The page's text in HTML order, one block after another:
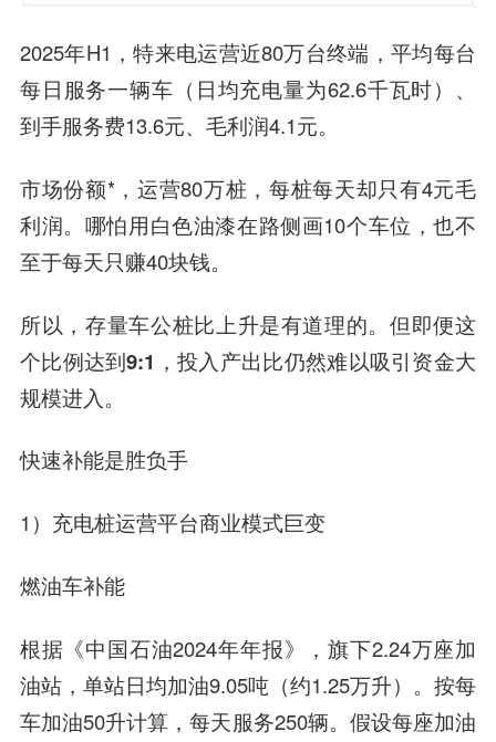
2025年H1，特来电运营近80万台终端，平均每台
每日服务一辆车（日均充电量为62.6千瓦时）、
到手服务费13.6元、毛利润4.1元。
市场份额*，运营80万桩，每桩每天却只有4元毛
利润。哪怕用白色油漆在路侧画10个车位，也不
至于每天只赚40块钱。
所以，存量车公桩比上升是有道理的。但即便这
个比例达到9:1，投入产出比仍然难以吸引资金大
规模进入。
快速补能是胜负手
1）充电桩运营平台商业模式巨变
燃油车补能
根据《中国石油2024年年报》，旗下2.24万座加
油站，单站日均加油9.05吨（约1.25万升）。按每
车加油50升计算，每天服务250辆。假设每座加油